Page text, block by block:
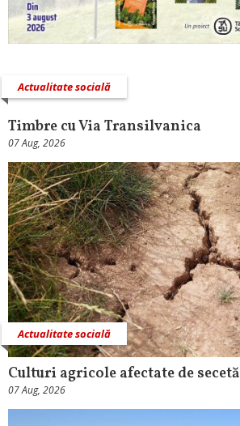
Actualitate socială
Timbre cu Via Transilvanica
07 Aug, 2026
Actualitate socială
Culturi agricole afectate de secetă
07 Aug, 2026